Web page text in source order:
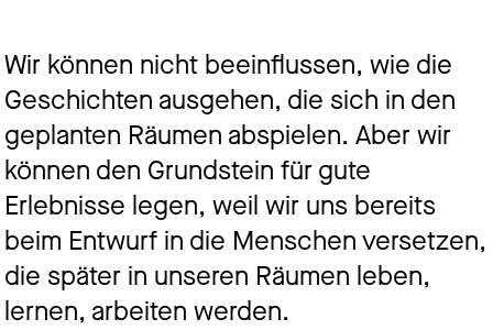
Wir können nicht beeinflussen, wie die
Geschichten ausgehen, die sich in den
geplanten Räumen abspielen. Aber wir
können den Grundstein für gute
Erlebnisse legen, weil wir uns bereits
beim Entwurf in die Menschen versetzen,
die später in unseren Räumen leben,
lernen, arbeiten werden.